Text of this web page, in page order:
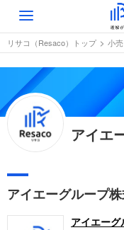
Toggle
navigation
リサコ（Resaco）トップ 小
アイエ
アイエーグループ
アイエーグ